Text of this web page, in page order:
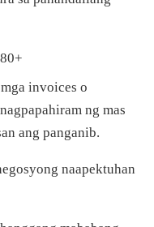
invoices o
ng mas
ang panganib.
naapektuhan